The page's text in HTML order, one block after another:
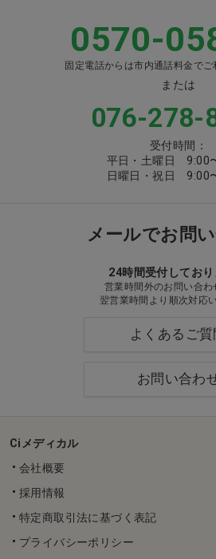
0570-
固定電話からは市内通話料金で
または
076-278-
受付時間：
平日・土曜日 9:00
日曜日・祝日 9:00
メールでお問
24時間受付しており
営業時間外のお問い合わ
翌営業時間より順次対応
よくあるご質
お問い合わ
Ciメディカル
会社概要
採用情報
特定商取引法に基づく表記
プライバシーポリシー